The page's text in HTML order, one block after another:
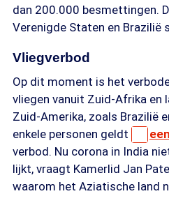
dan 200.000 besmettingen.
Verenigde Staten en Brazilië
Vliegverbod
Op dit moment is het
vliegen vanuit Zuid-Afrika en
Zuid-Amerika, zoals Brazilië
enkele personen geldt
verbod. Nu corona in India
lijkt, vraagt Kamerlid Jan
waarom het Aziatische land